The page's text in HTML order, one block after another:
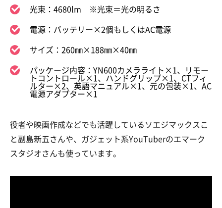
光束：4680lm ※光束＝光の明るさ
電源：バッテリー×2個もしくはAC電源
サイズ：260㎜×188㎜×40㎜
パッケージ内容：YN600カメラライト×1、リモー
トコントロール×1、ハンドグリップ×1、CTフィ
ルター×2、英語マニュアル×1、元の包装×1、AC
電源アダプター×1
役者や映画作成などでも活躍しているソエジマックスこ
と副島新五さんや、ガジェット系YouTuberのエマーク
スタジオさんも使っています。